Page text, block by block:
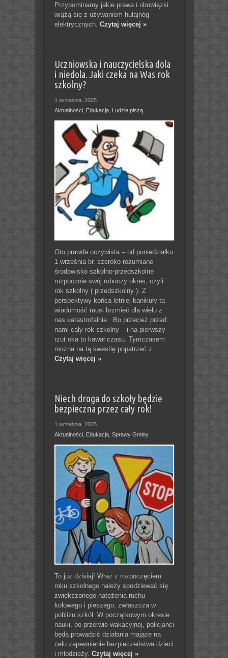
Przypominamy jakie prawa i obowiązki
wiążą się z używaniem hulajnóg
elektrycznych. Czytaj więcej »
Uczniowska i nauczycielska dola
i niedola. Jaki czeka na Was rok
szkolny?
1 września, 2025
Aktualności, Edukacja, Ludzie piszą
Oto prawda oczywista – od poniedziałku
1 września br. szeroko rozumiane
środowisko szkolno-przedszkolne
rozpocznie swój roboczy okres, czyli
rok szkolny ( przedszkolny ). Z
perspektywy końca letniej kanikuły ta
wiadomość musi brzmieć dla wielu z
nas katastrofalnie. Bo przecież przed
nami cały rok szkolny – i na pierwszy
rzut oka to kawał czasu. Tymczasem
można na tą kwestię popatrzeć z ...
Czytaj więcej »
Niech droga do szkoły będzie
bezpieczna przez cały rok!
1 września, 2025
Aktualności, Edukacja, Sprawy Gminy
To już dzisiaj! Wraz z rozpoczęciem
roku szkolnego należy spodziewać się
zwiększonego natężenia ruchu
kołowego i pieszego, zwłaszcza w
pobliżu szkół. W początkowym okresie
nauki, po przerwie wakacyjnej, policjanci
będą prowadzić działania mające na
celu zapewnienie bezpieczeństwa dzieci
i młodzieży. Czytaj więcej »